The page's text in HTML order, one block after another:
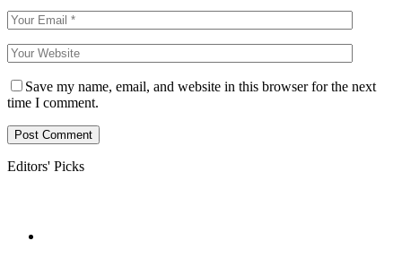
Save my name, email, and website in this browser for the next
time I comment.
Editors' Picks